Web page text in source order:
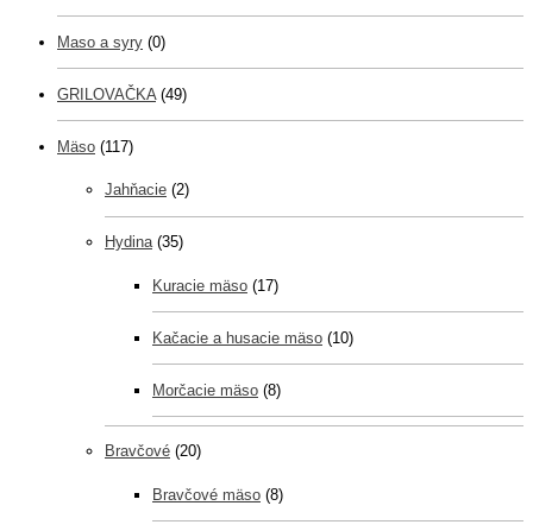
Maso a syry (0)
GRILOVAČKA (49)
Mäso (117)
Jahňacie (2)
Hydina (35)
Kuracie mäso (17)
Kačacie a husacie mäso (10)
Morčacie mäso (8)
Bravčové (20)
Bravčové mäso (8)